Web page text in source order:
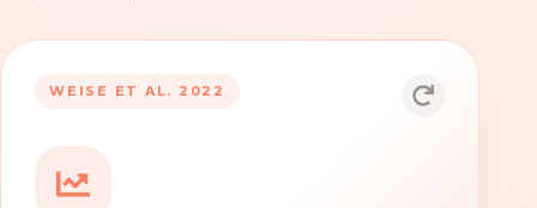
WEISE ET AL. 202253% nach 12 Wochen